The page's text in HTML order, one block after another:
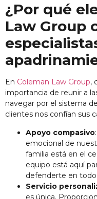
¿Por qué
Law Group
En Coleman Law Group,
importancia de reunir a
navegar por el sistema
clientes nos confían sus
Apoyo compasivo
emocional de
familia está en el
equipo está aquí
defenderte en
Servicio
es única.